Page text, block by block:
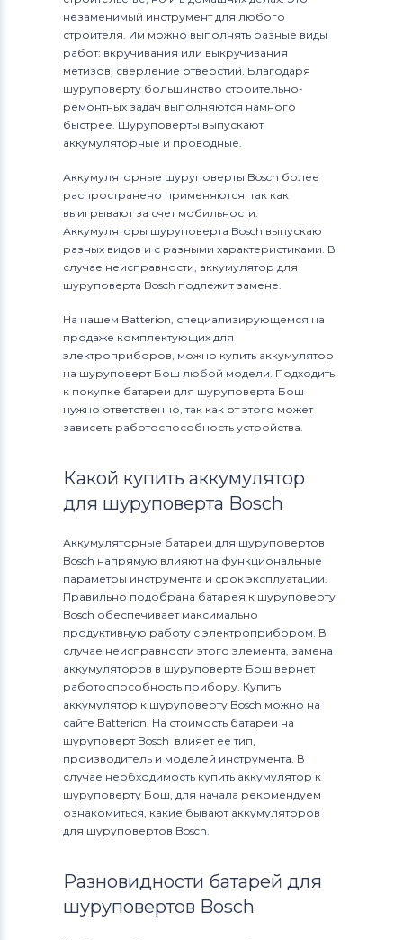
незаменимый инструмент для любого
строителя. Им можно выполнять разные виды
работ: вкручивания или выкручивания
метизов, сверление отверстий. Благодаря
шуруповерту большинство строительно-
ремонтных задач выполняются намного
быстрее. Шуруповерты выпускают
аккумуляторные и проводные.
Аккумуляторные шуруповерты Bosch более
распространено применяются, так как
выигрывают за счет мобильности.
Аккумуляторы шуруповерта Bosch выпускаю
разных видов и с разными характеристиками. В
случае неисправности, аккумулятор для
шуруповерта Bosch подлежит замене.
На нашем Batterion, специализирующемся на
продаже комплектующих для
электроприборов, можно купить аккумулятор
на шуруповерт Бош любой модели. Подходить
к покупке батареи для шуруповерта Бош
нужно ответственно, так как от этого может
зависеть работоспособность устройства.
Какой купить аккумулятор
для шуруповерта Bosch
Аккумуляторные батареи для шуруповертов
Bosch напрямую влияют на функциональные
параметры инструмента и срок эксплуатации.
Правильно подобрана батарея к шуруповерту
Bosch обеспечивает максимально
продуктивную работу с электроприбором. В
случае неисправности этого элемента, замена
аккумуляторов в шуруповерте Бош вернет
работоспособность прибору. Купить
аккумулятор к шуруповерту Bosch можно на
сайте Batterion. На стоимость батареи на
шуруповерт Bosch влияет ее тип,
производитель и моделей инструмента. В
случае необходимость купить аккумулятор к
шуруповерту Бош, для начала рекомендуем
ознакомиться, какие бывают аккумуляторов
для шуруповертов Bosch.
Разновидности батарей для
шуруповертов Bosch